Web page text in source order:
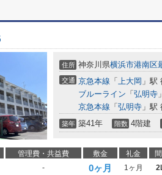
住所 神奈川県横浜市港南区
交通 京急本線 「 上大岡 」駅
ブルーライン 「 弘明寺
京急本線 「 弘明寺 」駅
築年 築41年 階数 4階建
管理費・共益費 敷金 礼金
- 0ヶ月 1ヶ月